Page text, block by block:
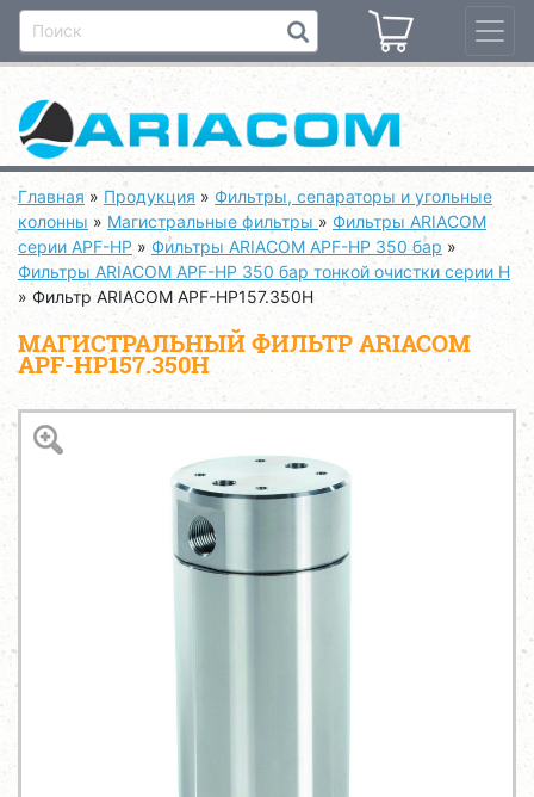
Главная » Продукция » Фильтры, сепараторы и угольные
колонны » Магистральные фильтры » Фильтры ARIACOM
серии APF-HP » Фильтры ARIACOM APF-HP 350 бар »
Фильтры ARIACOM APF-HP 350 бар тонкой очистки серии H
»Фильтр ARIACOM APF-HP157.350H
МАГИСТРАЛЬНЫЙ ФИЛЬТР ARIACOM
APF-HP157.350H